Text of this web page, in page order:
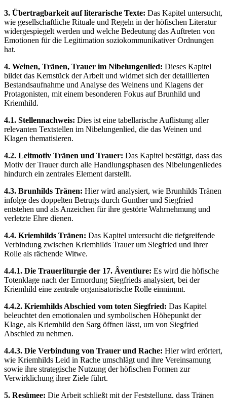
3. Übertragbarkeit auf literarische Texte: Das Kapitel untersucht,
wie gesellschaftliche Rituale und Regeln in der höfischen Literatur
widergespiegelt werden und welche Bedeutung das Auftreten von
Emotionen für die Legitimation soziokommunikativer Ordnungen
hat.
4. Weinen, Tränen, Trauer im Nibelungenlied: Dieses Kapitel
bildet das Kernstück der Arbeit und widmet sich der detaillierten
Bestandsaufnahme und Analyse des Weinens und Klagens der
Protagonisten, mit einem besonderen Fokus auf Brunhild und
Kriemhild.
4.1. Stellennachweis: Dies ist eine tabellarische Auflistung aller
relevanten Textstellen im Nibelungenlied, die das Weinen und
Klagen thematisieren.
4.2. Leitmotiv Tränen und Trauer: Das Kapitel bestätigt, dass das
Motiv der Trauer durch alle Handlungsphasen des Nibelungenliedes
hindurch ein zentrales Element darstellt.
4.3. Brunhilds Tränen: Hier wird analysiert, wie Brunhilds Tränen
infolge des doppelten Betrugs durch Gunther und Siegfried
entstehen und als Anzeichen für ihre gestörte Wahrnehmung und
verletzte Ehre dienen.
4.4. Kriemhilds Tränen: Das Kapitel untersucht die tiefgreifende
Verbindung zwischen Kriemhilds Trauer um Siegfried und ihrer
Rolle als rächende Witwe.
4.4.1. Die Trauerliturgie der 17. Âventiure: Es wird die höfische
Totenklage nach der Ermordung Siegfrieds analysiert, bei der
Kriemhild eine zentrale organisatorische Rolle einnimmt.
4.4.2. Kriemhilds Abschied vom toten Siegfried: Das Kapitel
beleuchtet den emotionalen und symbolischen Höhepunkt der
Klage, als Kriemhild den Sarg öffnen lässt, um von Siegfried
Abschied zu nehmen.
4.4.3. Die Verbindung von Trauer und Rache: Hier wird erörtert,
wie Kriemhilds Leid in Rache umschlägt und ihre Vereinsamung
sowie ihre strategische Nutzung der höfischen Formen zur
Verwirklichung ihrer Ziele führt.
5. Resümee: Die Arbeit schließt mit der Feststellung, dass Tränen